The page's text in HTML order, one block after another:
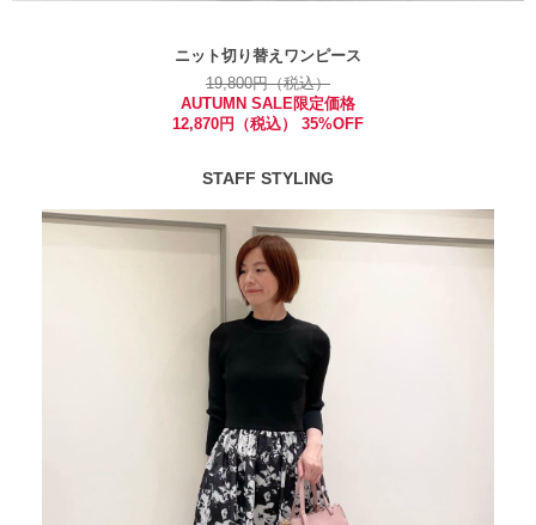
ニット切り替えワンピース
19,800円（税込）
AUTUMN SALE限定価格
12,870円（税込） 35%OFF
STAFF STYLING